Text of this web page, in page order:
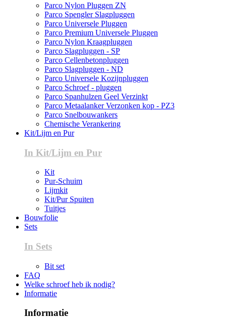
Parco Nylon Pluggen ZN
Parco Spengler Slagpluggen
Parco Universele Pluggen
Parco Premium Universele Pluggen
Parco Nylon Kraagpluggen
Parco Slagpluggen - SP
Parco Cellenbetonpluggen
Parco Slagpluggen - ND
Parco Universele Kozijnpluggen
Parco Schroef - pluggen
Parco Spanhulzen Geel Verzinkt
Parco Metaalanker Verzonken kop - PZ3
Parco Snelbouwankers
Chemische Verankering
Kit/Lijm en Pur
In Kit/Lijm en Pur
Kit
Pur-Schuim
Lijmkit
Kit/Pur Spuiten
Tuitjes
Bouwfolie
Sets
In Sets
Bit set
FAQ
Welke schroef heb ik nodig?
Informatie
Informatie